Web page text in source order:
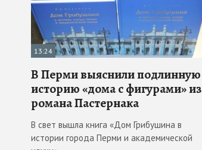
13:24
В Перми выяснили подлинную
историю «дома с фигурами» из
романа Пастернака
В свет вышла книга «Дом Грибушина в
истории города Перми и академической